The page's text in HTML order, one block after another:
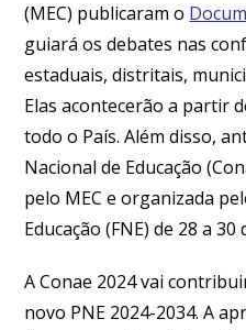
(MEC) publicaram o
guiará os debates nas
estaduais, distritais,
Elas acontecerão a partir
todo o País. Além disso,
Nacional de Educação
pelo MEC e organizada
Educação (FNE) de 28 a
A Conae 2024 vai
novo PNE 2024-2034. A